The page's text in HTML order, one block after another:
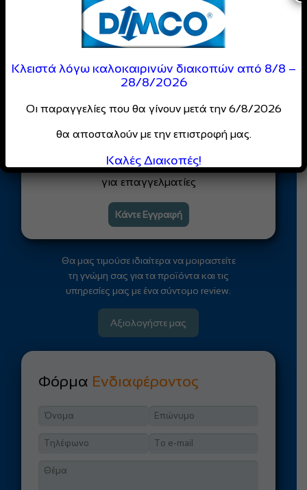
Αποστολή
Είσαι Επαγγελματίας;
Γίνε Μέλος της
DIMCO
Κοινότητας
αποκλειστικές προσφορές
για επαγγελματίες
Κάντε Εγγραφή
Θα μας τιμούσε ιδιαίτερα να μοιραστείτε
τη γνώμη σας για τα προϊόντα και τις
υπηρεσίες μας με ένα σύντομο review.
Αξιολογήστε μας
Φόρμα Ενδιαφέροντος
Κλειστά λόγω καλοκαιρινών διακοπών από 8/8 –
28/8/2026
Οι παραγγελίες που θα γίνουν μετά την 6/8/2026
θα αποσταλούν με την επιστροφή μας.
Καλές Διακοπές!